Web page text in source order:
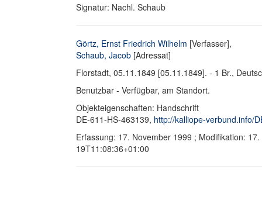
Signatur: Nachl. Schaub
Görtz, Ernst Friedrich Wilhelm [Verfasser],
Schaub, Jacob [Adressat]
Florstadt, 05.11.1849 [05.11.1849]. - 1 Br.,
Benutzbar - Verfügbar, am Standort.
Objekteigenschaften: Handschrift
DE-611-HS-463139, http://kalliope-verbund.info/
Erfassung: 17. November 1999 ; Modifikation:
19T11:08:36+01:00